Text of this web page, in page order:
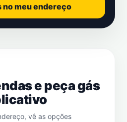
no meu endereço
e peça gás
vê as opções